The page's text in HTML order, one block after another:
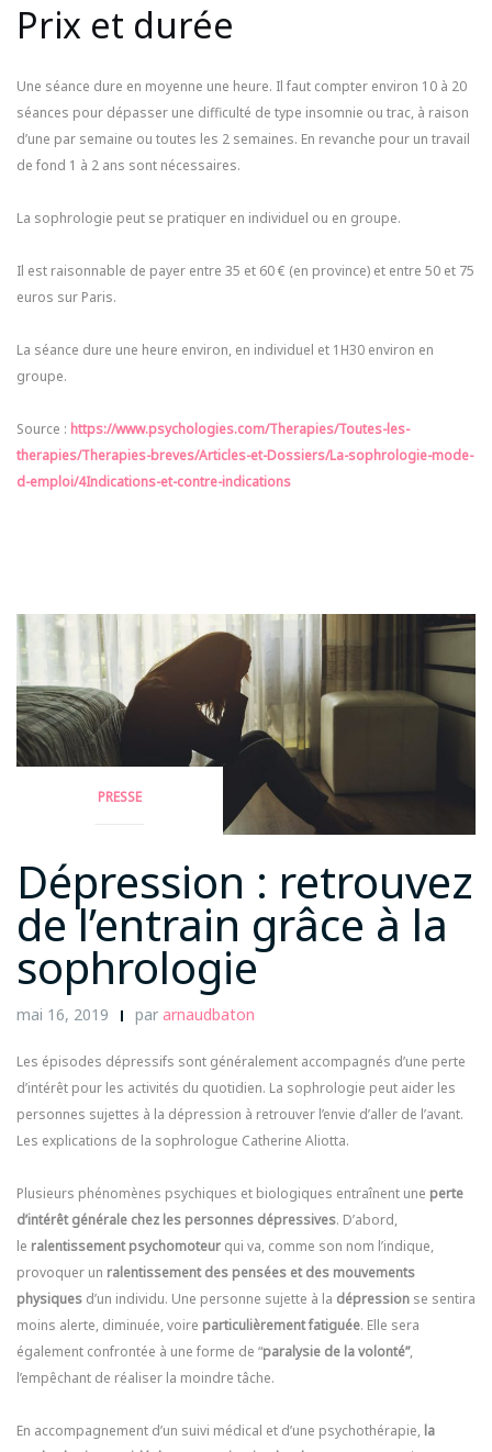
Prix et durée
Une séance dure en moyenne une heure. Il faut compter environ 10 à 20
séances pour dépasser une difficulté de type insomnie ou trac, à raison
d’une par semaine ou toutes les 2 semaines. En revanche pour un travail
de fond 1 à 2 ans sont nécessaires.
La sophrologie peut se pratiquer en individuel ou en groupe.
Il est raisonnable de payer entre 35 et 60 € (en province) et entre 50 et 75
euros sur Paris.
La séance dure une heure environ, en individuel et 1H30 environ en
groupe.
Source : https://www.psychologies.com/Therapies/Toutes-les-
therapies/Therapies-breves/Articles-et-Dossiers/La-sophrologie-mode-
d-emploi/4Indications-et-contre-indications
PRESSE
Dépression : retrouvez
de l’entrain grâce à la
sophrologie
mai 16, 2019 par arnaudbaton
Les épisodes dépressifs sont généralement accompagnés d’une perte
d’intérêt pour les activités du quotidien. La sophrologie peut aider les
personnes sujettes à la dépression à retrouver l’envie d’aller de l’avant.
Les explications de la sophrologue Catherine Aliotta.
Plusieurs phénomènes psychiques et biologiques entraînent une perte
d’intérêt générale chez les personnes dépressives. D’abord,
le ralentissement psychomoteur qui va, comme son nom l’indique,
provoquer un ralentissement des pensées et des mouvements
physiques d’un individu. Une personne sujette à la dépression se sentira
moins alerte, diminuée, voire particulièrement fatiguée. Elle sera
également confrontée à une forme de “paralysie de la volonté”,
l’empêchant de réaliser la moindre tâche.
En accompagnement d’un suivi médical et d’une psychothérapie, la